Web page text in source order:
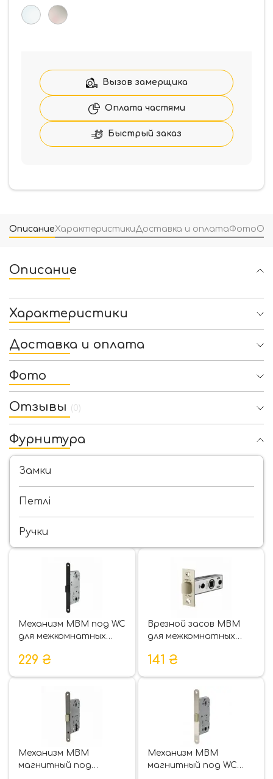
Вызов замерщика
Оплата частями
Быстрый заказ
ОписаниеХарактеристикиДоставка и оплатаФото
Описание
Характеристики
Доставка и оплата
Фото
Отзывы (0)
Фурнитура
Замки
Петлі
Ручки
Механизм МВМ под WC
для межкомнатных
229 ₴
Врезной засов МВМ
для межкомнатных
141 ₴
Механизм МВМ
магнитный под
Механизм МВМ
магнитный под WC